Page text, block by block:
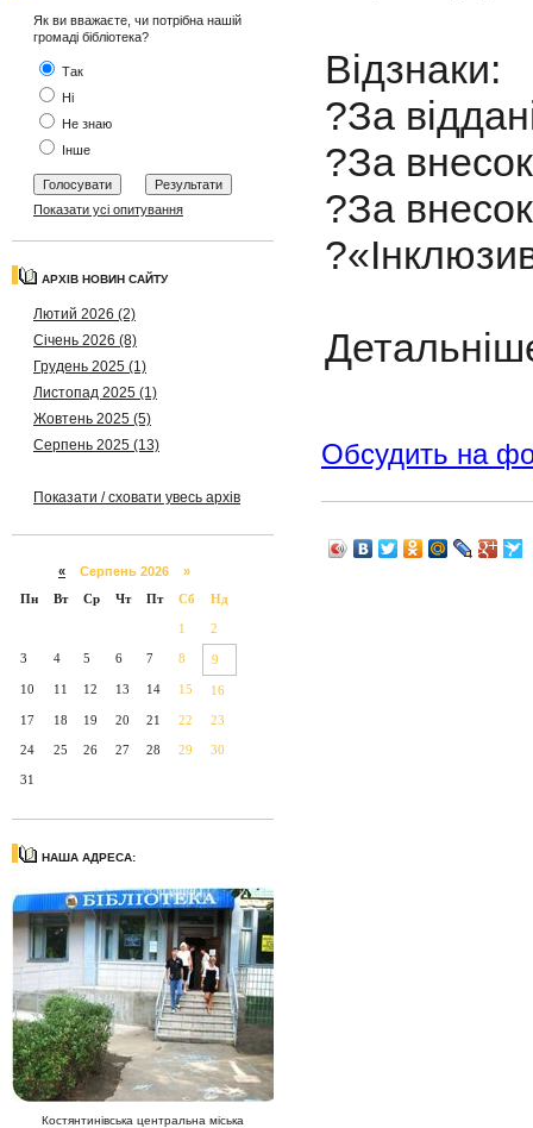
Як ви вважаєте, чи потрібна нашій
громаді бібліотека?
Так
Ні
Не знаю
Інше
Показати усі опитування
АРХІВ НОВИН САЙТУ
Лютий 2026 (2)
Січень 2026 (8)
Грудень 2025 (1)
Листопад 2025 (1)
Жовтень 2025 (5)
Серпень 2025 (13)
Показати / сховати увесь архів
« Серпень 2026 »
Пн
Вт Ср Чт Пт Сб Нд
1 2
3 4 5 6 7 8 9
10 11 12 13 14 15 16
17 18 19 20 21 22 23
24 25 26 27 28 29 30
31
НАША АДРЕСА:
Костянтинівська центральна міська
Відзнаки:
?За
?За
?За внесок
Обсудить на